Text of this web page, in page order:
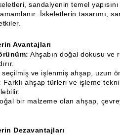
sandalyenin temel
İskeletlerin tasarımı,
Avantajları
Ahşabın doğal dokusu ve
seçilmiş ve işlenmiş ahşap, uzun
Farklı ahşap türleri ve işleme
bir malzeme olan ahşap,
Dezavantajları